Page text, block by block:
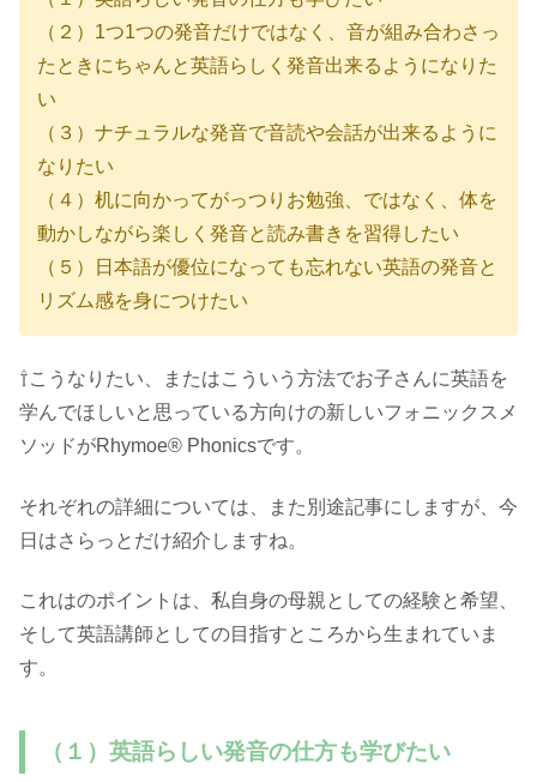
（２）1つ1つの発音だけではなく、音が組み合わさっ
たときにちゃんと英語らしく発音出来るようになりた
い
（３）ナチュラルな発音で音読や会話が出来るように
なりたい
（４）机に向かってがっつりお勉強、ではなく、体を
動かしながら楽しく発音と読み書きを習得したい
（５）日本語が優位になっても忘れない英語の発音と
リズム感を身につけたい
⇧こうなりたい、またはこういう方法でお子さんに英語を
学んでほしいと思っている方向けの新しいフォニックスメ
ソッドがRhymoe® Phonicsです。
それぞれの詳細については、また別途記事にしますが、今
日はさらっとだけ紹介しますね。
これはのポイントは、私自身の母親としての経験と希望、
そして英語講師としての目指すところから生まれていま
す。
（１）英語らしい発音の仕方も学びたい